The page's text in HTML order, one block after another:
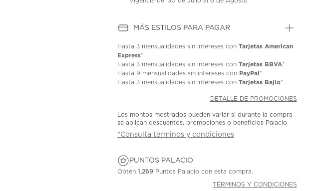
MÁS ESTILOS PARA PAGAR
Hasta 3 mensualidades sin intereses conTarjetas American
Express*
Hasta 3 mensualidades sin intereses conTarjetas BBVA*
Hasta9 mensualidades sin intereses con PayPal*
Hasta 3 mensualidades sin intereses conTarjetas Bajio*
DETALLE DE PROMOCIONES
Los montos mostrados pueden variar si durante la compra
se aplican descuentos, promociones o beneficios Palacio
*Consulta términos y condiciones
PUNTOS PALACIO
Obtén1,269 Puntos Palacio con esta compra.
TÉRMINOS Y CONDICIONES